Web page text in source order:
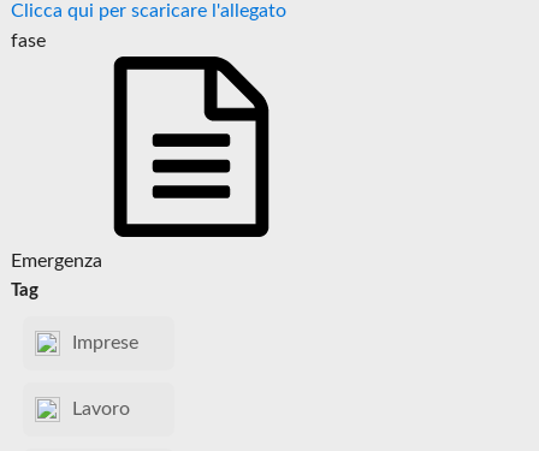
Clicca qui per scaricare l'allegato
fase
Emergenza
Tag
Imprese
Lavoro